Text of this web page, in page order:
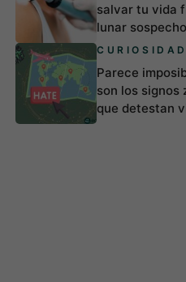
salvar tu vida
lunar
Parece
son los signos
que detestan